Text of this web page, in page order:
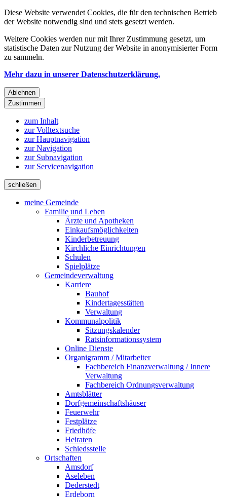
Diese Website verwendet Cookies, die für den technischen Betrieb
der Website notwendig sind und stets gesetzt werden.
Weitere Cookies werden nur mit Ihrer Zustimmung gesetzt, um
statistische Daten zur Nutzung der Website in anonymisierter Form
zu sammeln.
Mehr dazu in unserer Datenschutzerklärung.
Ablehnen
Zustimmen
zum Inhalt
zur Volltextsuche
zur Hauptnavigation
zur Navigation
zur Subnavigation
zur Servicenavigation
schließen
meine Gemeinde
Familie und Leben
Ärzte und Apotheken
Einkaufsmöglichkeiten
Kinderbetreuung
Kirchliche Einrichtungen
Schulen
Spielplätze
Gemeindeverwaltung
Karriere
Bauhof
Kindertagesstätten
Verwaltung
Kommunalpolitik
Sitzungskalender
Ratsinformationssystem
Online Dienste
Organigramm / Mitarbeiter
Fachbereich Finanzverwaltung / Innere
Verwaltung
Fachbereich Ordnungsverwaltung
Amtsblätter
Dorfgemeinschaftshäuser
Feuerwehr
Festplätze
Friedhöfe
Heiraten
Schiedsstelle
Ortschaften
Amsdorf
Aseleben
Dederstedt
Erdeborn